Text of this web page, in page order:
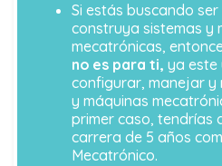
Si estás buscando
construya sistemas y
mecatrónicas,
no es para ti, ya este
configurar, manejar y
y máquinas
primer caso, tendrías
carrera de 5 años
Mecatrónico.